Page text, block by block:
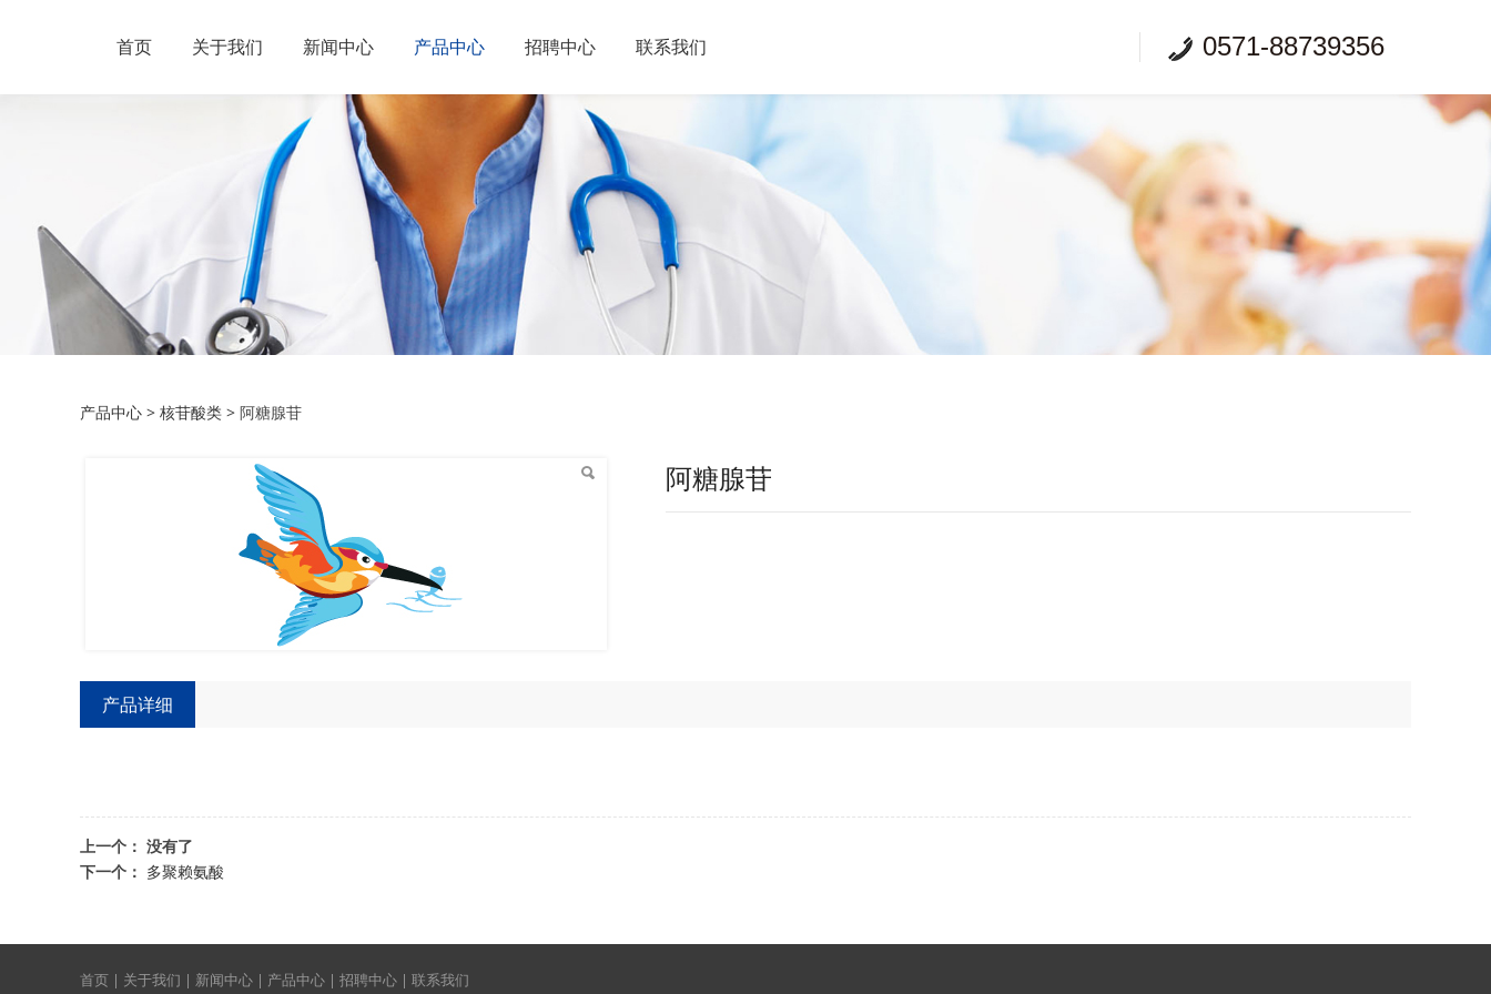
首页 关于我们 新闻中心 产品中心 招聘中心 联系我们 0571-88739356
阿糖腺苷
产品中心 > 核苷酸类 > 阿糖腺苷
阿糖腺苷
产品详细
上一个： 没有了
下一个： 多聚赖氨酸
首页 | 关于我们 | 新闻中心 | 产品中心 | 招聘中心 | 联系我们